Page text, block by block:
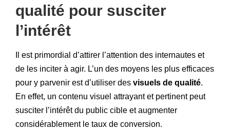
qualité pour susciter
l’intérêt
Il est primordial d’attirer l’attention des internautes et
de les inciter à agir. L’un des moyens les plus efficaces
pour y parvenir est d’utiliser des visuels de qualité.
En effet, un contenu visuel attrayant et pertinent peut
susciter l’intérêt du public cible et augmenter
considérablement le taux de conversion.